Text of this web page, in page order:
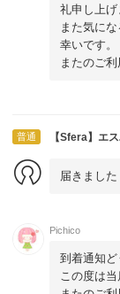
礼申し上げ
また気に
幸いです。
またのご
普通 【Sfera】エ
届きました
Pichico
到着通知ど
この度は